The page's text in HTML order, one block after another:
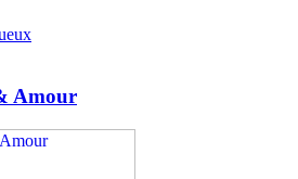
Amour